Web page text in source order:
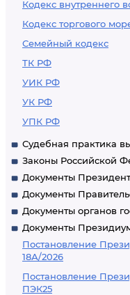
Кодекс внутреннего
Кодекс торгового
Семейный кодекс
ТК РФ
УИК РФ
УК РФ
УПК РФ
Судебная практика
Законы Российской
Документы
Документы
Документы органов
Документы
Постановление
18А/2026
Постановление
ПЭК25